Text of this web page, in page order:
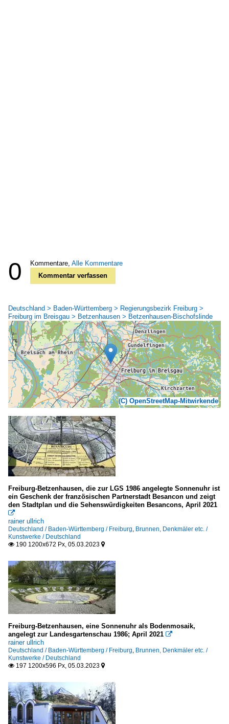
0 Kommentare, Alle Kommentare
Kommentar verfassen
Deutschland > Baden-Württemberg > Regierungsbezirk Freiburg >
Freiburg im Breisgau > Betzenhausen > Betzenhausen-Bischofslinde
(C) OpenStreetMap-Mitwirkende
Freiburg-Betzenhausen, die zur LGS 1986 angelegte Sonnenuhr ist
ein Geschenk der französischen Partnerstadt Besancon und zeigt
den Stadtplan und die Sehenswürdigkeiten Besancons, April 2021

rainer ullrich
Deutschland / Baden-Württemberg / Freiburg Brunnen, Denkmäler etc. /
Kunstwerke / Deutschland
 190 1200x672 Px, 05.03.2023 
Freiburg-Betzenhausen, eine Sonnenuhr als Bodenmosaik,
angelegt zur Landesgartenschau 1986; April 2021 
rainer ullrich
Deutschland / Baden-Württemberg / Freiburg Brunnen, Denkmäler etc. /
Kunstwerke / Deutschland
 197 1200x596 Px, 05.03.2023 